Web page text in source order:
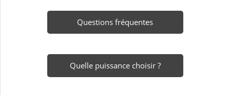
Questions fréquentes
Quelle puissance choisir ?